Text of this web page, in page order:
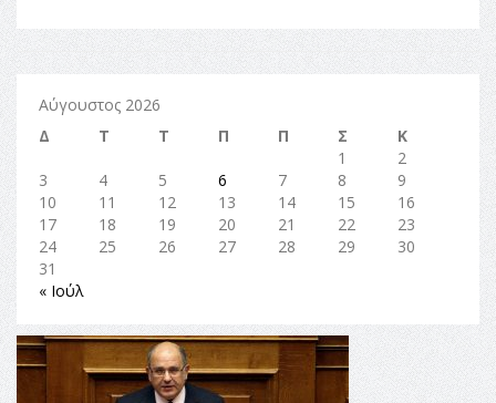
Αύγουστος 2026
Δ
Τ Τ Π Π Σ
Κ
1
2
3
4 5 6 7 8
9
10
11 12 13 14 15
16
17
18 19 20 21 22
23
24
25 26 27 28 29
30
31
« Ιούλ